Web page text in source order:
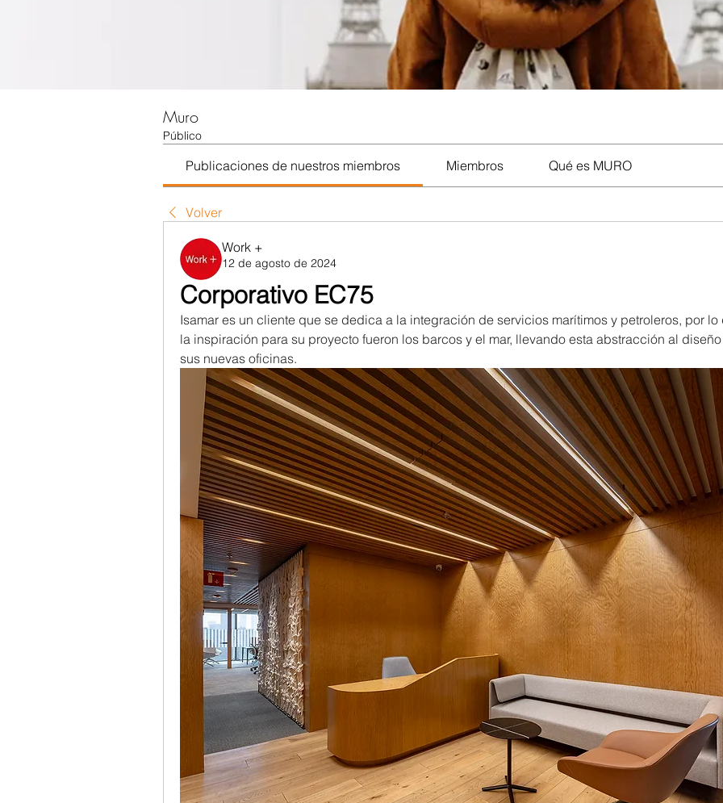
Muro
Público
Publicaciones de nuestros miembros Miembros Qué es MURO
Volver
Work +
12 de agosto de 2024
Corporativo EC75
Isamar es un cliente que se dedica a la integración de servicios marítimos y petroleros, por lo
la inspiración para su proyecto fueron los barcos y el mar, llevando esta abstracción al
sus nuevas oficinas.